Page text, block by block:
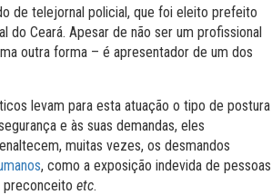
de telejornal policial, que foi eleito prefeito
do Ceará. Apesar de não ser um profissional
outra forma – é apresentador de um dos
levam para esta atuação o tipo de postura
e às suas demandas, eles
muitas vezes, os desmandos
, como a exposição indevida de pessoas
preconceito etc.